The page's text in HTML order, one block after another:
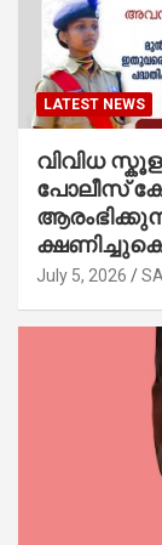
LATEST NEWS
വിവിധ
പോലീസ്
July 5, 2026